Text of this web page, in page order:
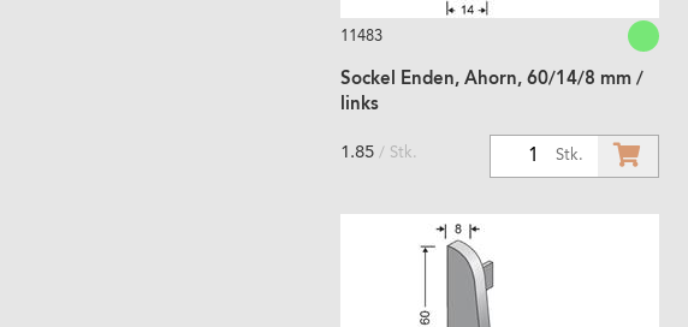
11483
Sockel Enden, Ahorn, 60/14/8 mm /
links
Stk.
1.85 / Stk.